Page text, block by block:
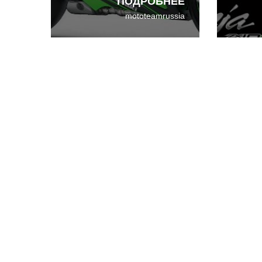
чемпионата супербайков.
Платформа Kawasaki
mototeamrussia